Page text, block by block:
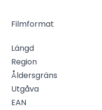
Filmformat
Längd
Region
Åldersgräns
Utgåva
EAN